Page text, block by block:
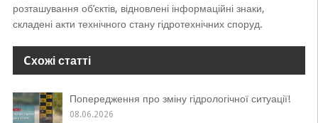
розташування об’єктів, відновлені інформаційні знаки,
складені акти технічного стану гідротехнічних споруд.
Cхожі статті
Попередження про зміну гідрологічної ситуації!
08.06.2026